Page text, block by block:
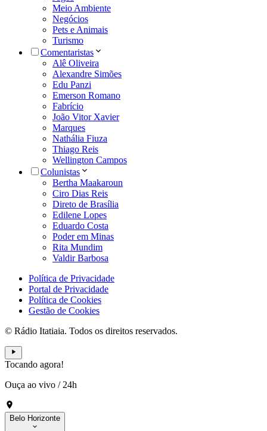
Meio Ambiente
Negócios
Pets e Animais
Turismo
Comentaristas
Alê Oliveira
Alexandre Simões
Edu Panzi
Emerson Romano
Fabrício
João Vitor Xavier
Marques
Nathália Fiuza
Thiago Reis
Wellington Campos
Colunistas
Bertha Maakaroun
Ciro Dias Reis
Direto de Brasília
Edilene Lopes
Eduardo Costa
Poder em Minas
Rita Mundim
Valdir Barbosa
Política de Privacidade
Portal de Privacidade
Política de Cookies
Gestão de Cookies
© Rádio Itatiaia. Todos os direitos reservados.
Tocando agora!
Ouça ao vivo / 24h
Belo Horizonte